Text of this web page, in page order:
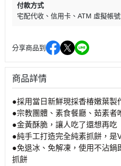
付款方式
宅配代收
信用卡 ATM 虛擬帳號
分享商品到
商品詳情
●採用當日新鮮現採香椿嫩葉製
●宗教團體、素食餐廳、茹素者
●金黃酥脆，讓人吃了還想再吃
●純手工打造完全純素抓餅，是
●免退冰、免解凍，使用不沾鍋
抓餅